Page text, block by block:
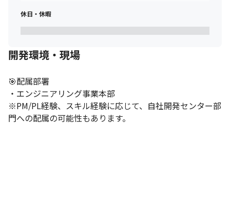
休日・休暇
開発環境・現場
🎯配属部署
・エンジニアリング事業本部
※PM/PL経験、スキル経験に応じて、自社開発センター部
門への配属の可能性もあります。